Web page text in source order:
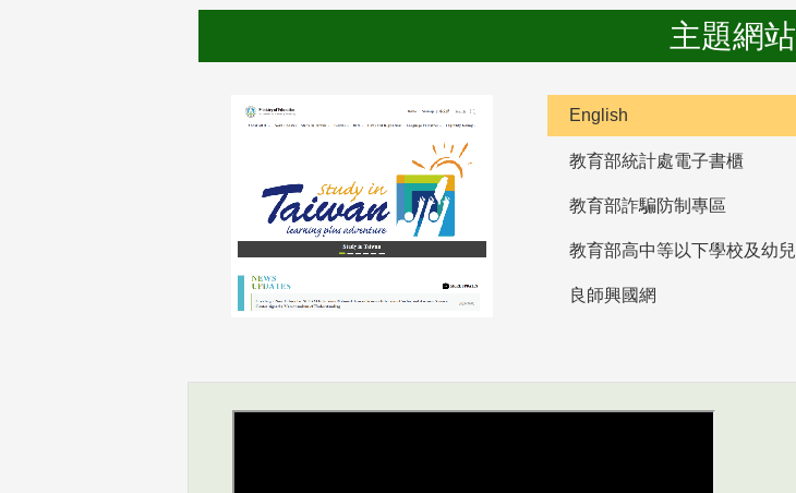
主題網站
English
教育部統計處電子書櫃
教育部詐騙防制專區
良師興國網